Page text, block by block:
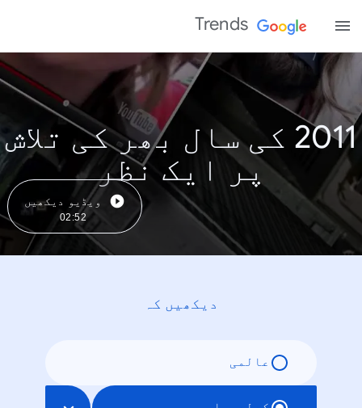
Trends
2011 کی سال بھر کی تلاش
پر ایک نظر
ویڈیو دیکھیں
02:52
دیکھیں کہ
عالمی